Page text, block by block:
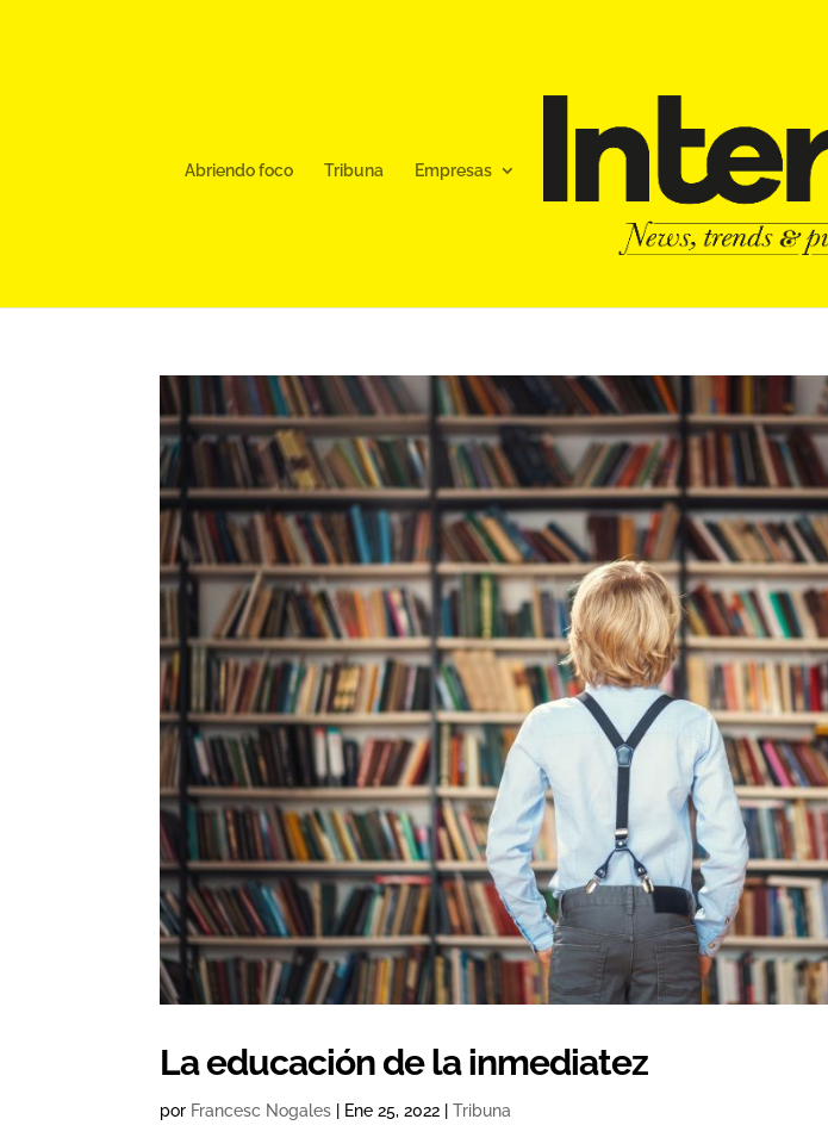
Abriendo foco Tribuna Empresas
La educación de la inmediatez
por Francesc Nogales Ene 25, 2022 |Tribuna